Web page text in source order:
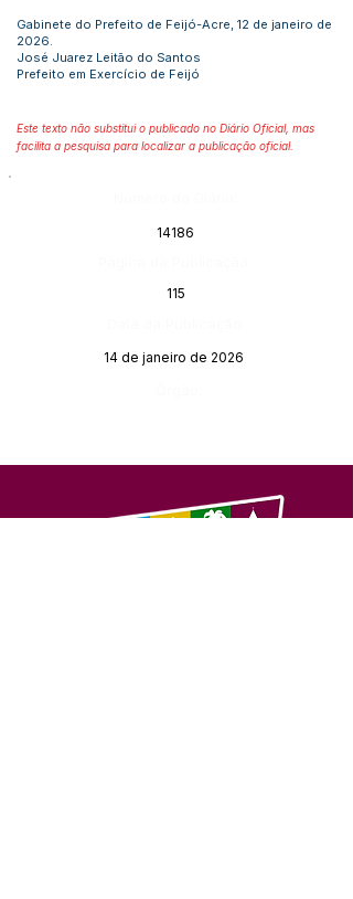
Gabinete do Prefeito de Feijó-Acre, 12 de janeiro de
2026.
José Juarez Leitão do Santos
Prefeito em Exercício de Feijó
Este texto não substitui o publicado no Diário Oficial, mas
facilita a pesquisa para localizar a publicação oficial.
14186
115
14 de janeiro de 2026